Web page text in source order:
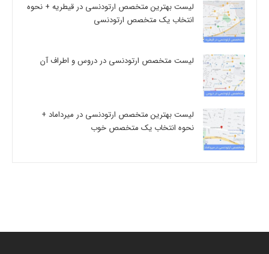
لیست بهترین متخصص ارتودنسی در قیطریه + نحوه
انتخاب یک متخصص ارتودنسی
لیست متخصص ارتودنسی در دروس و اطراف آن
لیست بهترین متخصص ارتودنسی در میرداماد +
نحوه انتخاب یک متخصص خوب